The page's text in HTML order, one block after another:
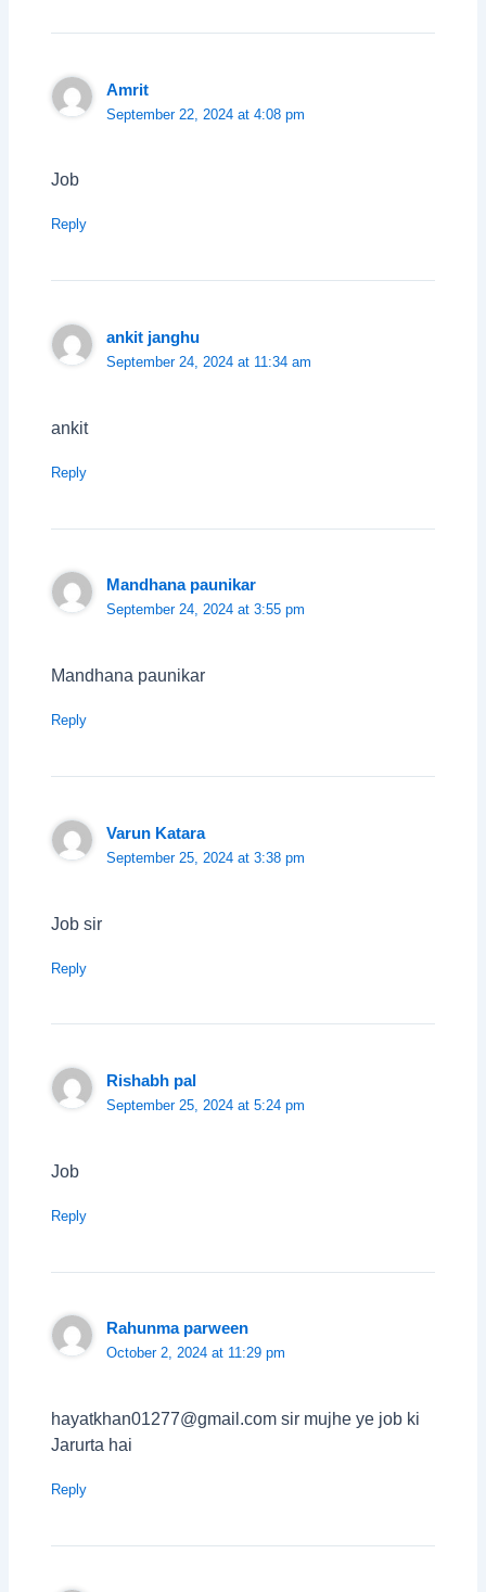
Amrit
September 22, 2024 at 4:08 pm
Job
Reply
ankit janghu
September 24, 2024 at 11:34 am
ankit
Reply
Mandhana paunikar
September 24, 2024 at 3:55 pm
Mandhana paunikar
Reply
Varun Katara
September 25, 2024 at 3:38 pm
Job sir
Reply
Rishabh pal
September 25, 2024 at 5:24 pm
Job
Reply
Rahunma parween
October 2, 2024 at 11:29 pm
hayatkhan01277@gmail.com sir mujhe ye job ki
Jarurta hai
Reply